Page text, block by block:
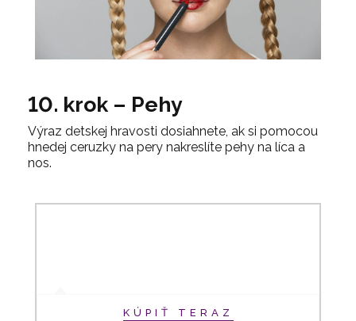
10. krok – Pehy
Výraz detskej hravosti dosiahnete, ak si pomocou
hnedej ceruzky na pery nakreslíte pehy na líca a
nos.
KÚPIŤ TERAZ